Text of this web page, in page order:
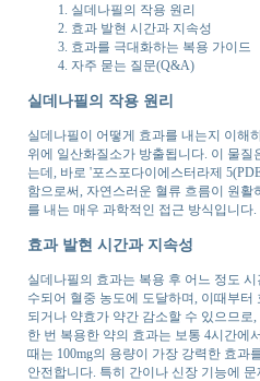
실데나필의 작용 원리
효과 발현 시간과 지속성
효과를 극대화하는 복용 가이드
자주 묻는 질문(Q&A)
실데나필의 작용 원리
실데나필이 어떻게 효과를 내는지 이해
위에 일산화질소가 방출됩니다. 이 물
는데, 바로 '포스포다이에스터라제
함으로써, 자연스러운 혈류 흐름이 원
를 내는 매우 과학적인 접근 방식입니다.
효과 발현 시간과 지속성
실데나필의 효과는 복용 후 어느 정도
수되어 혈중 농도에 도달하며, 이때부
되거나 약효가 약간 감소할 수 있으므
한 번 복용한 약의 효과는 보통 4시간에
때는 100mg의 용량이 가장 강력한 효과
안전합니다. 특히 간이나 신장 기능에